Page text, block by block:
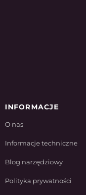
INFORMACJE
O nas
Informacje techniczne
Blog narzędziowy
Polityka prywatności